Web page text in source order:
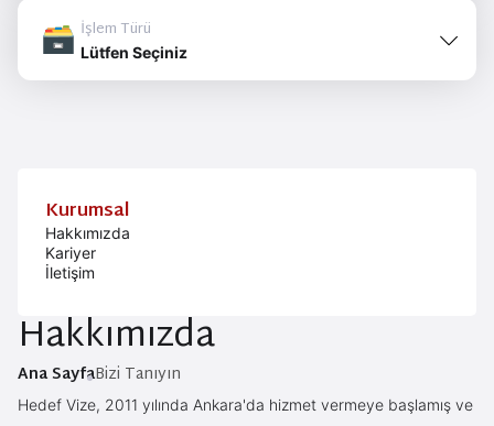
İşlem Türü
Lütfen Seçiniz
Kurumsal
Hakkımızda
Kariyer
İletişim
Hakkımızda
Ana SayfaBizi Tanıyın
Hedef Vize, 2011 yılında Ankara'da hizmet vermeye başlamış ve